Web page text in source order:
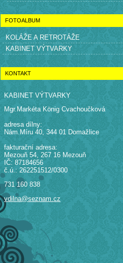
FOTOALBUM
KOLÁŽE A RETROTÁŽE
KABINET VÝTVARKY
KONTAKT
KABINET VÝTVARKY
Mgr.Markéta König Cvachoučková
adresa dílny:
Nám.Míru 40, 344 01 Domažlice
fakturační adresa:
Mezouň 54, 267 16 Mezouň
IČ: 87184656
č.ú.: 262251512/0300
731 160 838
vdilna@seznam.cz